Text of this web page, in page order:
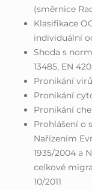
(směrnice
Klasifikace
individuální
Shoda s
13485, EN
Pronikání
Pronikání
Pronikání
Prohlášení o
Nařízením
1935/2004 a
celkové
10/2011